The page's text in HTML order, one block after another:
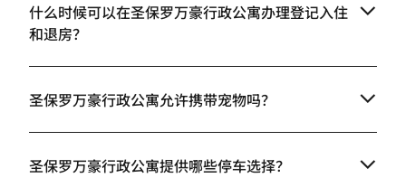
什么时候可以在圣保罗万豪行政公寓办理登记入住
和退房？
圣保罗万豪行政公寓允许携带宠物吗？
圣保罗万豪行政公寓提供哪些停车选择？